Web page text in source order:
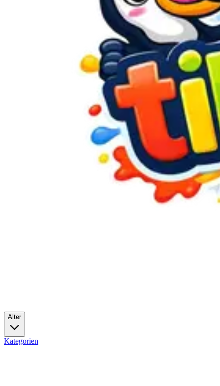
Alter
Kategorien